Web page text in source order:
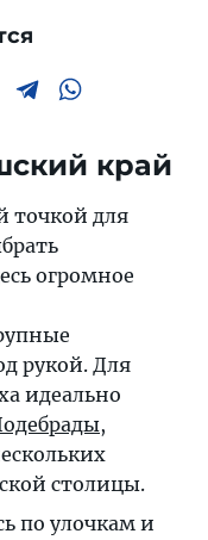
край
точкой для
огромное
рукой. Для
идеально
,
столицы.
по улочкам и